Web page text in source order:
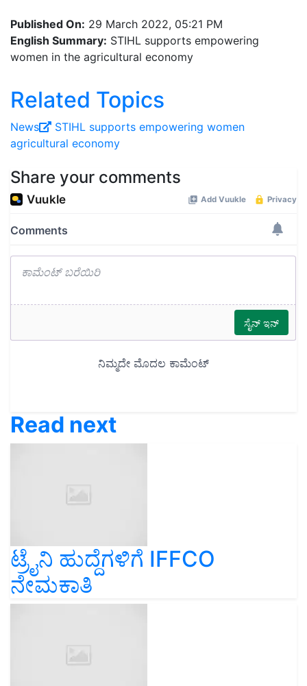
Published On: 29 March 2022, 05:21 PM
English Summary: STIHL supports empowering
women in the agricultural economy
Related Topics
News STIHL supports empowering women
agricultural economy
Share your comments
Read next
ಟ್ರೈನಿ ಹುದ್ದೆಗಳಿಗೆ IFFCO
ನೇಮಕಾತಿ